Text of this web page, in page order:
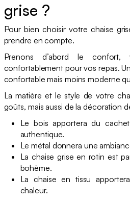
grise ?
Pour bien choisir votre chaise
prendre en compte.
Prenons d’abord le
confortablement pour vos repas.
confortable mais moins moderne
La matière et le style de votre
goûts, mais aussi de la décoration
Le bois apportera du
authentique.
Le métal donnera une
La chaise grise en rotin est
bohème.
La chaise en tissu
chaleur.